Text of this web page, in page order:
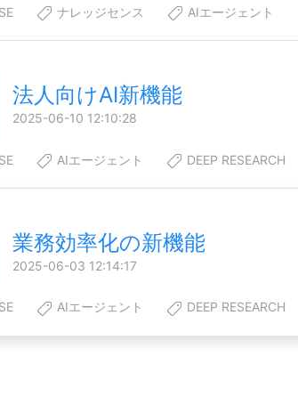
ナレッジセンス AIエージェント
法人向けAI新機能
2025-06-10 12:10:28
AIエージェント DEEP RESEARCH
業務効率化の新機能
2025-06-03 12:14:17
AIエージェント DEEP RESEARCH